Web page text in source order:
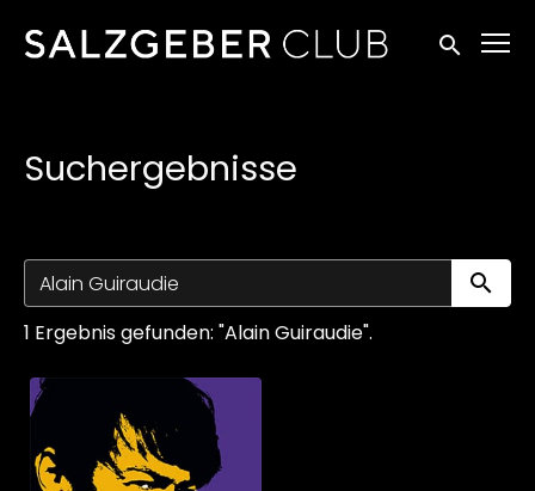
Zugänglichkeitslinks
Suche
Suchergebnisse
1 Ergebnis gefunden: "Alain Guiraudie".